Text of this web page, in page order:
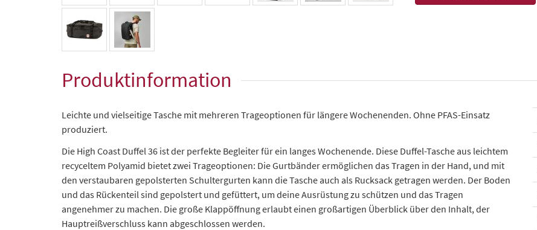
Produktinformation
Leichte und vielseitige Tasche mit mehreren Trageoptionen für längere Wochenenden. Ohne PFAS-Einsatz
produziert.
Die High Coast Duffel 36 ist der perfekte Begleiter für ein langes Wochenende. Diese Duffel-Tasche aus leichtem
recyceltem Polyamid bietet zwei Trageoptionen: Die Gurtbänder ermöglichen das Tragen in der Hand, und mit
den verstaubaren gepolsterten Schultergurten kann die Tasche auch als Rucksack getragen werden. Der Boden
und das Rückenteil sind gepolstert und gefüttert, um deine Ausrüstung zu schützen und das Tragen
angenehmer zu machen. Die große Klappöffnung erlaubt einen großartigen Überblick über den Inhalt, der
Hauptreißverschluss kann abgeschlossen werden.